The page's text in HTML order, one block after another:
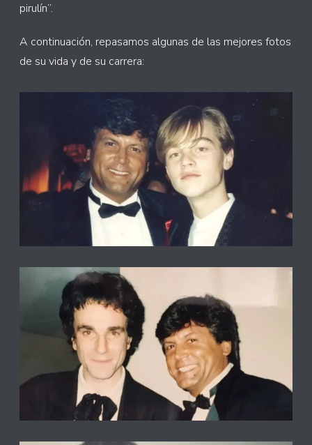
pirulín”.
A continuación, repasamos algunas de las mejores fotos
de su vida y de su carrera: